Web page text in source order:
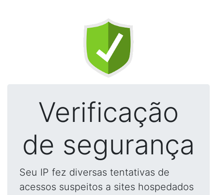
Verificação
de segurança
Seu IP fez diversas tentativas de
acessos suspeitos a sites hospedados